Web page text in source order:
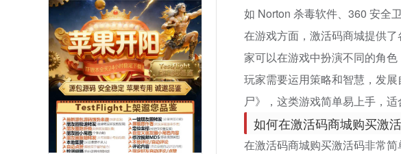
如 Norton 杀毒软件、360 安全
在游戏方面，激活码商城提供
家可以在游戏中扮演不同的角
玩家需要运用策略和智慧，发
尸》，这类游戏简单易上手，适
如何在激活码商城购买激
在激活码商城购买激活码非常简